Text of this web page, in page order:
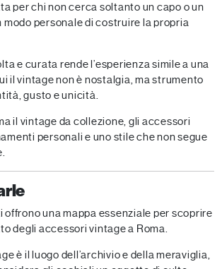
per chi non cerca soltanto un capo o un
modo personale di costruire la propria
e curata rende l’esperienza simile a una
il vintage non è nostalgia, ma strumento
gusto e unicità.
il vintage da collezione, gli accessori
personali e uno stile che non segue
una mappa essenziale per scoprire
degli accessori vintage a Roma.
è il luogo dell’archivio e della meraviglia,